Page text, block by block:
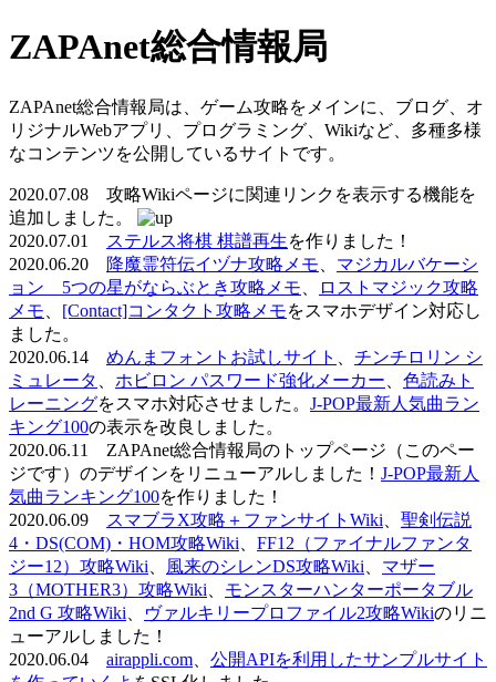
ZAPAnet総合情報局
ZAPAnet総合情報局は、ゲーム攻略をメインに、ブログ、オ
リジナルWebアプリ、プログラミング、Wikiなど、多種多様
なコンテンツを公開しているサイトです。
2020.07.08 攻略Wikiページに関連リンクを表示する機能を
追加しました。
2020.07.01
ステルス将棋 棋譜再生を作りました！
2020.06.20
降魔霊符伝イヅナ攻略メモ
マジカルバケーシ
ョン 5つの星がならぶとき攻略メモ
ロストマジック攻略
メモ
[Contact]コンタクト攻略メモをスマホデザイン対応し
ました。
2020.06.14 めんまフォントお試しサイト
チンチロリン シ
ミュレータ
ホビロン パスワード強化メーカー
色読みト
レーニングをスマホ対応させました。 J-POP最新人気曲ラン
キング100の表示を改良しました。
2020.06.11 ZAPAnet総合情報局のトップページ（このペー
ジです）のデザインをリニューアルしました！ J-POP最新人
気曲ランキング100を作りました！
2020.06.09
スマブラX攻略＋ファンサイトWiki
聖剣伝説
4・DS(COM)・HOM攻略Wiki
FF12（ファイナルファンタ
ジー12）攻略Wiki
風来のシレンDS攻略Wiki
マザー
3（MOTHER3）攻略Wiki
モンスターハンターポータブル
2nd G 攻略Wiki
ヴァルキリープロファイル2攻略Wikiのリニ
ューアルしました！
2020.06.04 airappli.com
公開APIを利用したサンプルサイト